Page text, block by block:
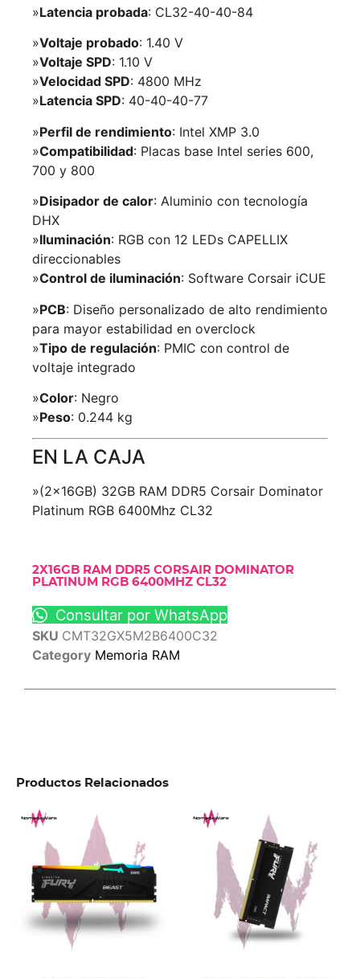
»Latencia probada: CL32-40-40-84
»Voltaje probado: 1.40 V
»Voltaje SPD: 1.10 V
»Velocidad SPD: 4800 MHz
»Latencia SPD: 40-40-40-77
»Perfil de rendimiento: Intel XMP 3.0
»Compatibilidad: Placas base Intel series 600,
700 y 800
»Disipador de calor: Aluminio con tecnología
DHX
»Iluminación: RGB con 12 LEDs CAPELLIX
direccionables
»Control de iluminación: Software Corsair iCUE
»PCB: Diseño personalizado de alto rendimiento
para mayor estabilidad en overclock
»Tipo de regulación: PMIC con control de
voltaje integrado
»Color: Negro
»Peso: 0.244 kg
EN LA CAJA
»(2×16GB) 32GB RAM DDR5 Corsair Dominator
Platinum RGB 6400Mhz CL32
2X16GB RAM DDR5 CORSAIR DOMINATOR
PLATINUM RGB 6400MHZ CL32
Consultar por WhatsApp
SKU CMT32GX5M2B6400C32
Category Memoria RAM
Productos Relacionados